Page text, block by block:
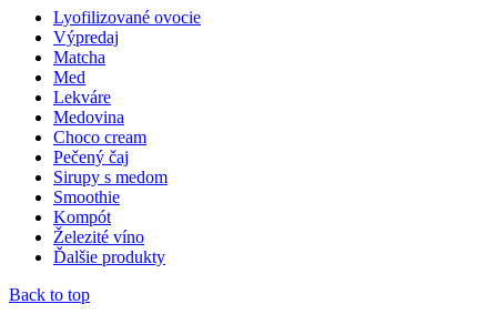
Lyofilizované ovocie
Výpredaj
Matcha
Med
Lekváre
Medovina
Choco cream
Pečený čaj
Sirupy s medom
Smoothie
Kompót
Železité víno
Ďalšie produkty
Back to top